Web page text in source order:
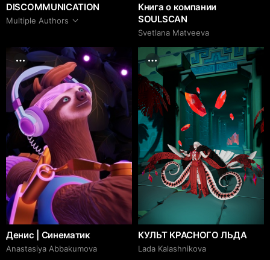
DISCOMMUNICATION
Multiple Authors
Книга о компании
SOULSCAN
Svetlana Matveeva
Денис | Синематик
Anastasiya Abbakumova
КУЛЬТ КРАСНОГО ЛЬДА
Lada Kalashnikova